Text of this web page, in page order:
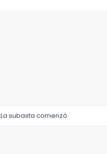
La subasta comenzó